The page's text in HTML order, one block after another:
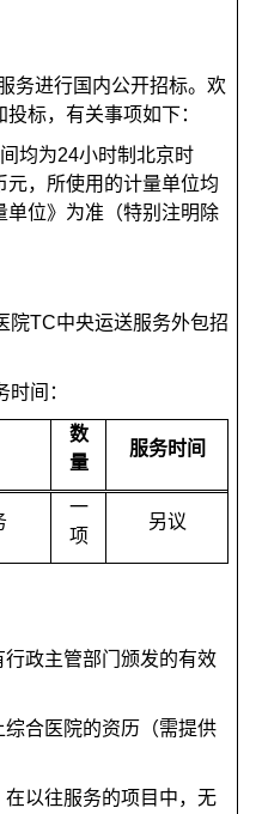
务进行国内公开招标。欢
标，有关事项如下：
均为24小时制北京时
元，所使用的计量单位均
单位》为准（特别注明除
院TC中央运送服务外包招
间：
数
量
服务时间
一
项
另议
政主管部门颁发的有效
合医院的资历（需提供
以往服务的项目中，无